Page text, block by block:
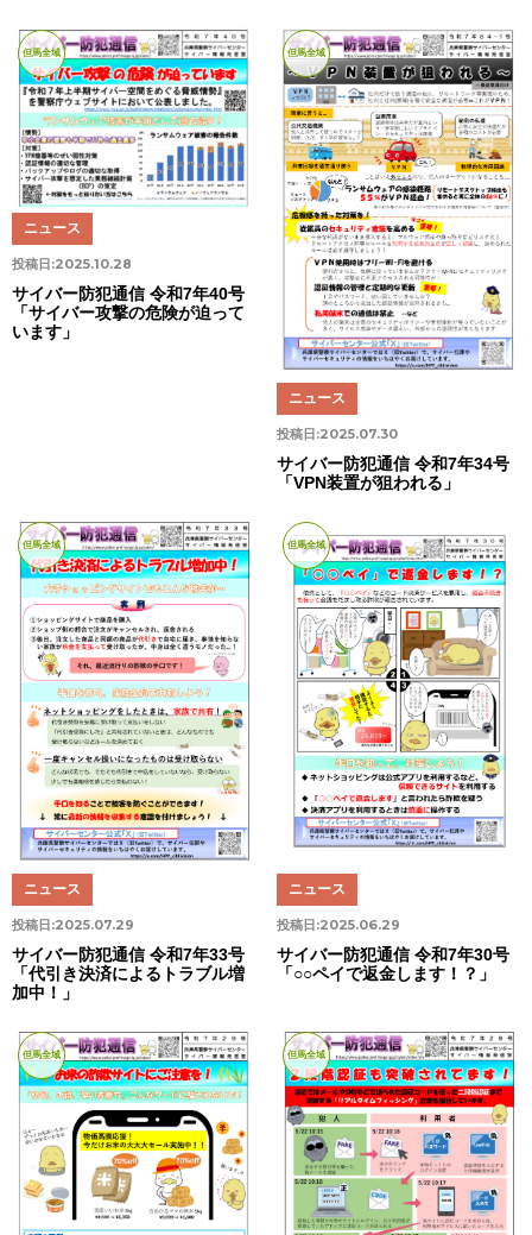
但馬全域
投稿日:2025.10.28
ニュース
サイバー防犯通信 令和7年40号
「サイバー攻撃の危険が迫って
います」
但馬全域
投稿日:2025.07.30
ニュース
サイバー防犯通信 令和7年34号
「VPN装置が狙われる」
但馬全域
投稿日:2025.07.29
ニュース
サイバー防犯通信 令和7年33号
「代引き決済によるトラブル増
加中！」
但馬全域
投稿日:2025.06.29
ニュース
サイバー防犯通信 令和7年30号
「○○ペイで返金します！？」
但馬全域 但馬全域